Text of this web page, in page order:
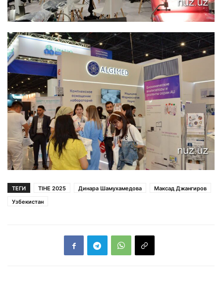
ТЕГИ TIHE 2025 Динара Шамухамедова
Максад Джангиров
Узбекистан